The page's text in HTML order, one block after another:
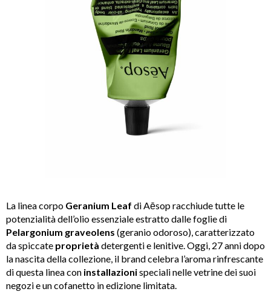
La linea corpo Geranium Leaf di Aēsop racchiude tutte le
potenzialità dell’olio essenziale estratto dalle foglie di
Pelargonium graveolens (geranio odoroso), caratterizzato
da spiccate proprietà detergenti e lenitive. Oggi, 27 anni dopo
la nascita della collezione, il brand celebra l’aroma rinfrescante
di questa linea con installazionispeciali nelle vetrine dei suoi
negozi e un cofanetto in edizione limitata.